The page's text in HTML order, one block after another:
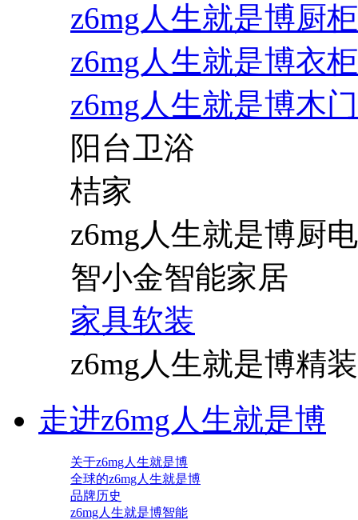
z6mg人生就是博厨柜
z6mg人生就是博衣柜
z6mg人生就是博木门
阳台卫浴
桔家
z6mg人生就是博厨电
智小金智能家居
家具软装
z6mg人生就是博精装
走进z6mg人生就是博
关于z6mg人生就是博
全球的z6mg人生就是博
品牌历史
z6mg人生就是博智能